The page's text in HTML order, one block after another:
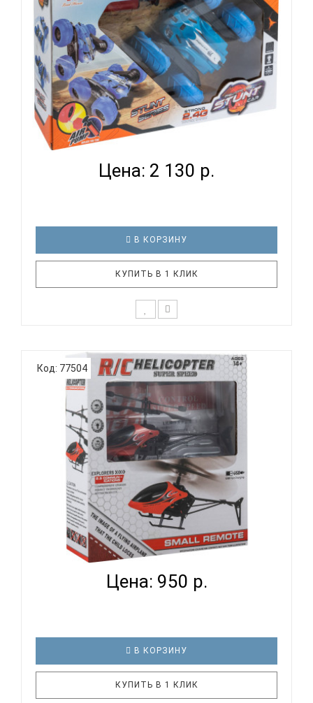
МАШИНА СI 2002 ТРЮКОВАЯ С НАДУВНЫМИ
КОЛЕСАМИ НА ПУ...
Цена: 2 130 р.
В КОРЗИНУ
КУПИТЬ В 1 КЛИК
пульте управления Представляем вам нашу
радиоуправляемую трюковую машинку! Этот
автомобиль создан специально для маленьких
любителей скорости и адреналина, имеет
понятный пульт управления. Машинка может
двигат..
Код: 77504
ВЕРТОЛЕТ LA 1000 НА ПУЛЬТЕ УПРАВЛЕНИЯ RD
ASCELOT...
Цена: 950 р.
В КОРЗИНУ
КУПИТЬ В 1 КЛИК